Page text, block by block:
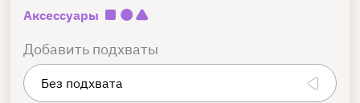
Аксессуары
Добавить подхваты